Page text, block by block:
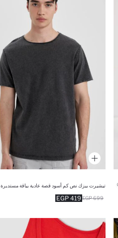
تيشيرت بيزك نص كم أسود قصة عادية بياقة مستديرة
419 EGP 699 EGP